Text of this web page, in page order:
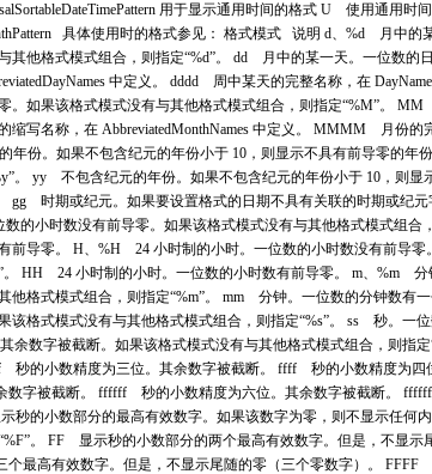
用于显示通用时间的格式 U 使用通用时
具体使用时的格式参见： 格式模式 说明 d、%d 月中的
其他格式模式组合，则指定“%d”。 dd 月中的某一天。一位数的
中定义。 dddd 周中某天的完整名称，在
。如果该格式模式没有与其他格式模式组合，则指定“%M”。
写名称，在 AbbreviatedMonthNames 中定义。 MMMM 月份的
份。如果不包含纪元的年份小于 10，则显示不具有前导零的年
。 yy 不包含纪元的年份。如果不包含纪元的年份小于 10，则显
gg 时期或纪元。如果要设置格式的日期不具有关联的时期或纪元
的小时数没有前导零。如果该格式模式没有与其他格式模式组合
前导零。 H、%H 24 小时制的小时。一位数的小时数没有前导零
。 HH 24 小时制的小时。一位数的小时数有前导零。 m、%m
他格式模式组合，则指定“%m”。 mm 分钟。一位数的分钟数有
该格式模式没有与其他格式模式组合，则指定“%s”。 ss 秒。一位
余数字被截断。如果该格式模式没有与其他格式模式组合，则指
秒的小数精度为三位。其余数字被截断。 ffff 秒的小数精度为四
数字被截断。 ffffff 秒的小数精度为六位。其余数字被截断。
秒的小数部分的最高有效数字。如果该数字为零，则不显示任何
。 FF 显示秒的小数部分的两个最高有效数字。但是，不显示
最高有效数字。但是，不显示尾随的零（三个零数字）。 FFFF